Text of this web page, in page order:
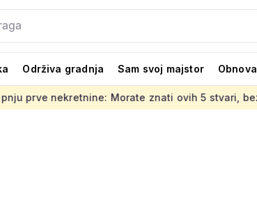
Održiva gradnja Sam svoj majstor Obnova
Morate znati ovih 5 stvari, bez njih ništa